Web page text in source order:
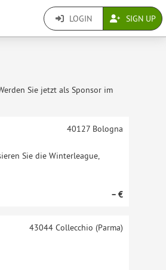
LOGIN SIGN UP
Sie jetzt als Sponsor im
Sie die Winterleague,
40127Bologna
– €
43044Collecchio (Parma)